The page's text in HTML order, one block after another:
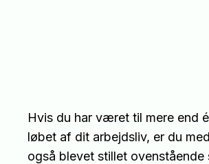
Hvis du har været til mere end
løbet af dit arbejdsliv, er du
også blevet stillet ovenstående